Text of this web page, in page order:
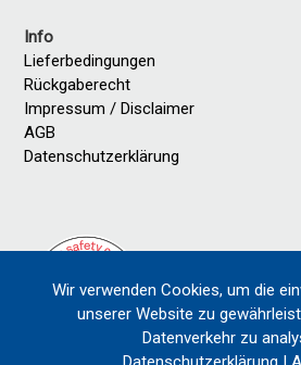
Info
Lieferbedingungen
Rückgaberecht
Impressum / Disclaimer
AGB
Datenschutzerklärung
Wir verwenden Cookies, um die
unserer Website zu
Datenverkehr zu